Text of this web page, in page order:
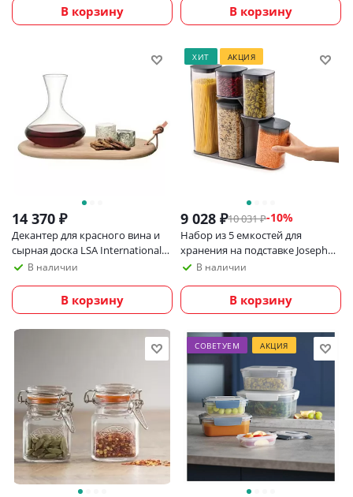
В корзину В корзину
14 370 ₽
Декантер для красного вина и
сырная доска LSA International
WineВ наличии
В корзину
ХИТ АКЦИЯ
9 028 ₽10 031₽-10%
Набор из 5 емкостей для
хранения на подставке Joseph
Joseph Podium
В наличии
В корзину
СОВЕТУЕМ АКЦИЯ